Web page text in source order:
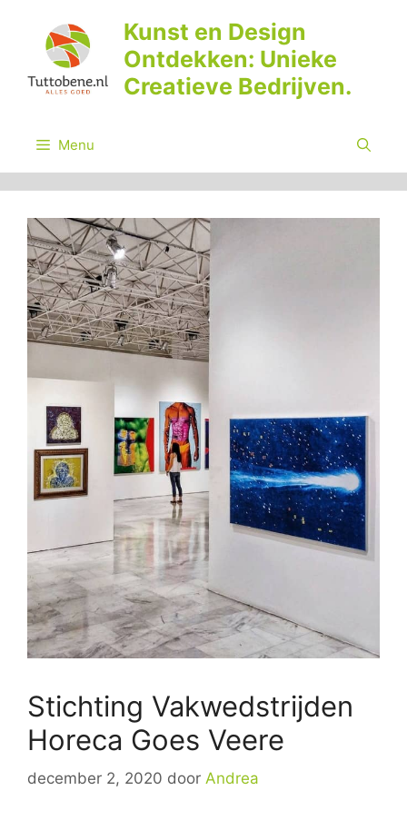
inhoud
Kunst en Design
Ontdekken: Unieke
Creatieve Bedrijven.
Menu
Stichting Vakwedstrijden
Horeca Goes Veere
december 2, 2020 door Andrea